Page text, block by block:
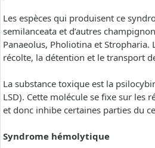
Les espèces qui produisent ce
semilanceata et d’autres
Panaeolus, Pholiotina et
récolte, la détention et le transport
La substance toxique est la
LSD). Cette molécule se fixe sur les
et donc inhibe certaines parties du
Syndrome hémolytique